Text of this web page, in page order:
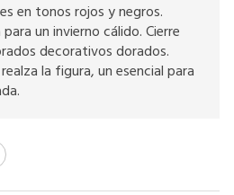
en tonos rojos y negros.
un invierno cálido. Cierre
decorativos dorados.
la figura, un esencial para